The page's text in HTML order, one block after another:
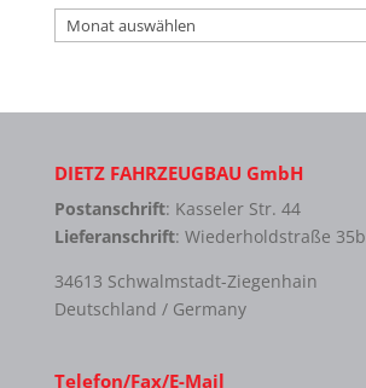
Archiv
DIETZ FAHRZEUGBAU GmbH
Postanschrift: Kasseler Str. 44
Lieferanschrift: Wiederholdstraße 35b
34613 Schwalmstadt-Ziegenhain
Deutschland / Germany
Telefon/Fax/E-Mail